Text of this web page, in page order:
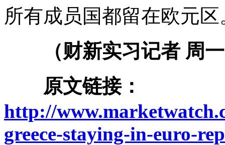
所有成员国都留在欧元
（财新实习记者 周
原文链接：
http://
greece-staying-in-euro-